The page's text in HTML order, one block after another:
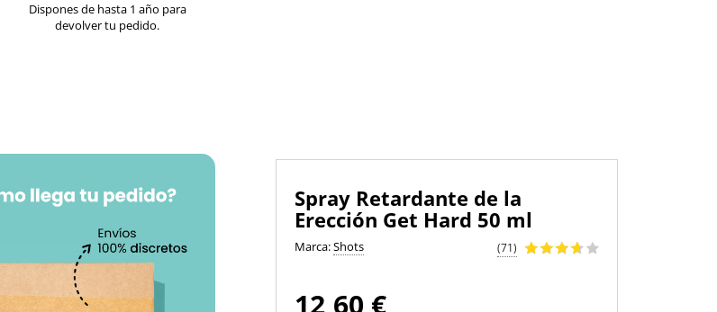
Spray Retardante de la
Erección Get Hard 50 ml
Marca:Shots (71)
12,60 €
Dispones de hasta 1 año para
devolver tu pedido.